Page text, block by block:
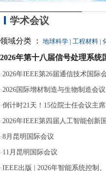
学术会议
领域分类 ： 地球科学 | 工程材料 |
2026年第十八届信号处理系统
·2026年IEEE第26届通信技术国际
·2026国际增材制造与生物制造会议
·倒计时21天！15位院士任会议主
·2026年IEEE第四届人工智能创新
·8月昆明国际会议
· 11月昆明国际会议
·IEEE出版 | 2026年智能系统控制